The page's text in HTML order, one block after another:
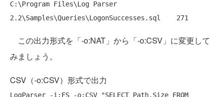
C:\Program Files\Log Parser
この出力形式を「-o:NAT」から「-o:CSV」に変更して
みましょう。
CSV（-o:CSV）形式で出力
LogParser -i:FS -o:CSV "SELECT Path,Size FROM